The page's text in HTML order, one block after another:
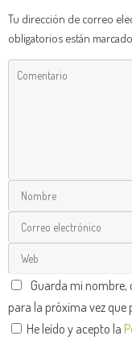
Tu dirección de correo
obligatorios están
Guarda mi nombre,
para la próxima vez que
He leído y acepto la